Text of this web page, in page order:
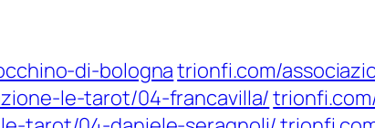
di-bolognatrionfi.com/
le-tarot/04-francavilla/